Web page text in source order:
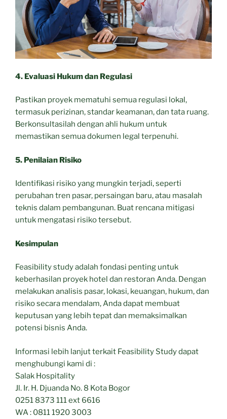
4. Evaluasi Hukum dan Regulasi
Pastikan proyek mematuhi semua regulasi lokal,
termasuk perizinan, standar keamanan, dan tata ruang.
Berkonsultasilah dengan ahli hukum untuk
memastikan semua dokumen legal terpenuhi.
5. Penilaian Risiko
Identifikasi risiko yang mungkin terjadi, seperti
perubahan tren pasar, persaingan baru, atau masalah
teknis dalam pembangunan. Buat rencana mitigasi
untuk mengatasi risiko tersebut.
Kesimpulan
Feasibility study adalah fondasi penting untuk
keberhasilan proyek hotel dan restoran Anda. Dengan
melakukan analisis pasar, lokasi, keuangan, hukum, dan
risiko secara mendalam, Anda dapat membuat
keputusan yang lebih tepat dan memaksimalkan
potensi bisnis Anda.
Informasi lebih lanjut terkait Feasibility Study dapat
menghubungi kami di :
Salak Hospitality
Jl. Ir. H. Djuanda No. 8 Kota Bogor
0251 8373 111 ext 6616
WA : 0811 1920 3003